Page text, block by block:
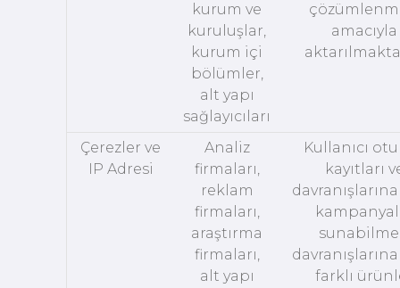
kurum ve
kuruluşlar,
kurum içi
bölümler,
alt yapı
sağlayıcıları
amacıyla
Çerezler ve
IP Adresi
Analiz
firmaları,
reklam
firmaları,
araştırma
firmaları,
alt yapı
Kullanıcı
kayıtları
farklı